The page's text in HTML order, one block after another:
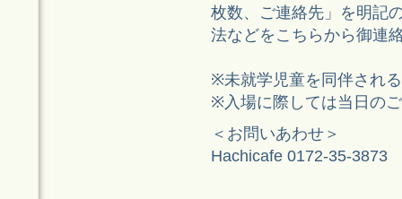
枚数、ご連絡先」を明記
法などをこちらから御連
※未就学児童を同伴され
※入場に際しては当日の
＜お問いあわせ＞
Hachicafe 0172-35-